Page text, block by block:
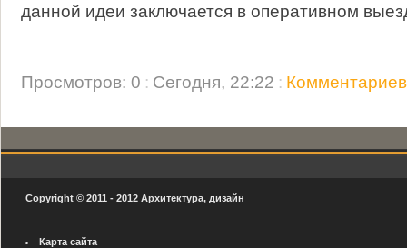
данной идеи заключается в оперативном
Просмотров: 0 : Сегодня, 22:22 :
Copyright © 2011 - 2012 Архитектура, дизайн
Карта сайта